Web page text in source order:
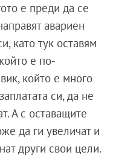
е преди да се
авариен
като тук оставям
е по-
който е много
си, да не
А с оставащите
да ги увеличат и
други свои цели.